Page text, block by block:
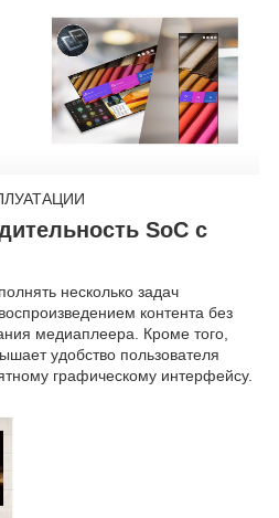
SoC с
несколько задач
контента без
медиаплеера. Кроме того,
удобство пользователя
графическому интерфейсу.